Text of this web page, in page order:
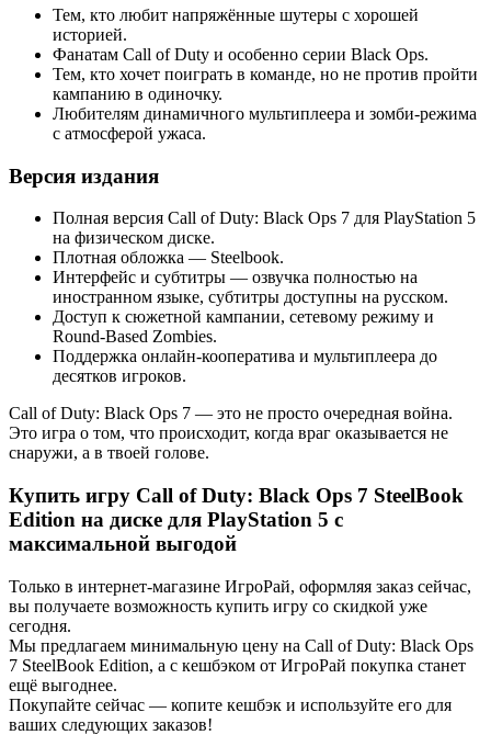
Тем, кто любит напряжённые шутеры с хорошей
историей.
Фанатам Call of Duty и особенно серии Black Ops.
Тем, кто хочет поиграть в команде, но не против пройти
кампанию в одиночку.
Любителям динамичного мультиплеера и зомби-режима
с атмосферой ужаса.
Версия издания
Полная версия Call of Duty: Black Ops 7 для PlayStation 5
на физическом диске.
Плотная обложка — Steelbook.
Интерфейс и субтитры — озвучка полностью на
иностранном языке, субтитры доступны на русском.
Доступ к сюжетной кампании, сетевому режиму и
Round-Based Zombies.
Поддержка онлайн-кооператива и мультиплеера до
десятков игроков.
Call of Duty: Black Ops 7 — это не просто очередная война.
Это игра о том, что происходит, когда враг оказывается не
снаружи, а в твоей голове.
Купить игру Call of Duty: Black Ops 7 SteelBook
Edition на диске для PlayStation 5 с
максимальной выгодой
Только в интернет-магазине ИгроРай, оформляя заказ сейчас,
вы получаете возможность купить игру со скидкой уже
сегодня.
Мы предлагаем минимальную цену на Call of Duty: Black Ops
7 SteelBook Edition, а с кешбэком от ИгроРай покупка станет
ещё выгоднее.
Покупайте сейчас — копите кешбэк и используйте его для
ваших следующих заказов!